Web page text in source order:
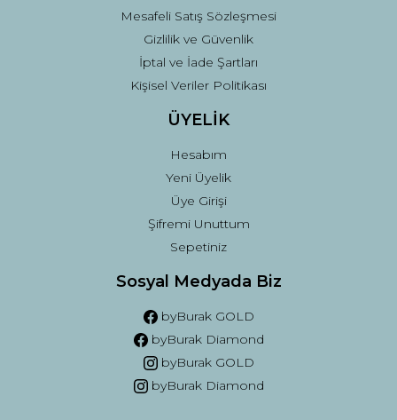
Mesafeli Satış Sözleşmesi
Gizlilik ve Güvenlik
İptal ve İade Şartları
Kişisel Veriler Politikası
ÜYELİK
Hesabım
Yeni Üyelik
Üye Girişi
Şifremi Unuttum
Sepetiniz
Sosyal Medyada Biz
byBurak GOLD
byBurak Diamond
byBurak GOLD
byBurak Diamond